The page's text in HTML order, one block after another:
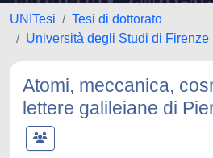
UNITesi
Tesi di dottorato
Università degli Studi di Firenze
Atomi, meccanica,
lettere galileiane di